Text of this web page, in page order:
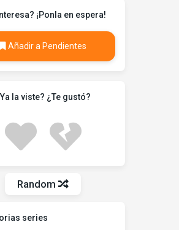
¡Ponla en espera!
Añadir a Pendientes
la viste? ¿Te gustó?
Random
series